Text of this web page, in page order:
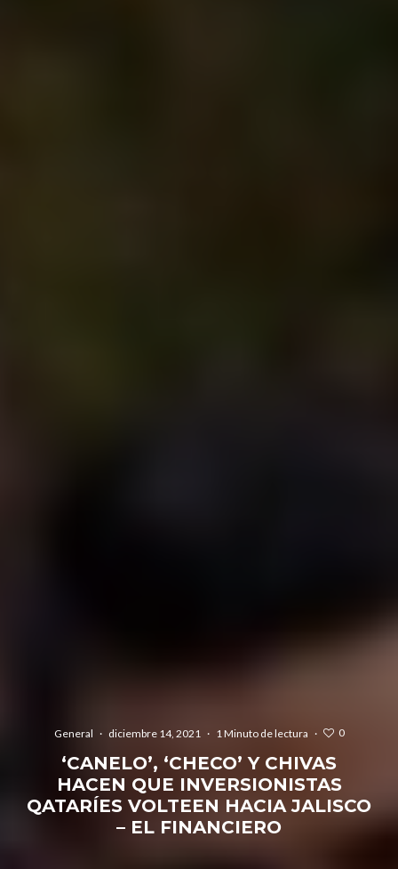
General · diciembre 14, 2021 · 1 Minuto de lectura · 0
‘CANELO’, ‘CHECO’ Y CHIVAS
HACEN QUE INVERSIONISTAS
QATARÍES VOLTEEN HACIA JALISCO
– EL FINANCIERO